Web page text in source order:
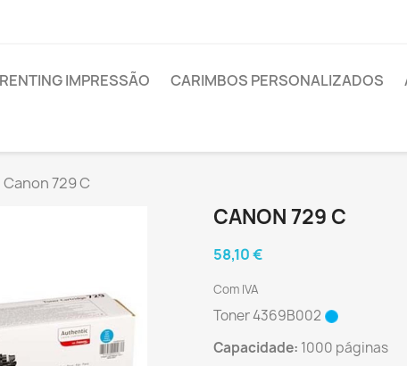
RENTING IMPRESSÃO CARIMBOS PERSONALIZADOS
Canon 729 C
CANON 729 C
58,10 €
Com IVA
Toner 4369B002
Capacidade: 1000 páginas